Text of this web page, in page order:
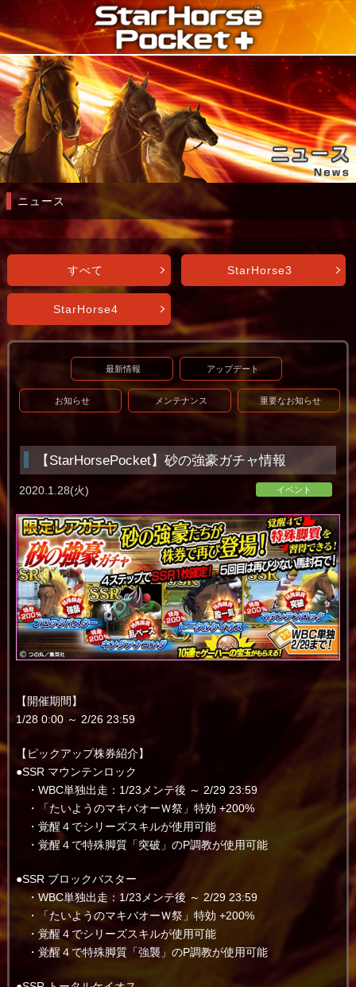
ニュース
すべて StarHorse3
StarHorse4
最新情報 アップデート
お知らせ メンテナンス 重要なお知らせ
【StarHorsePocket】砂の強豪ガチャ情報
イベント
2020.1.28(火)
【開催期間】
1/28 0:00 ～ 2/26 23:59
【ピックアップ株券紹介】
●SSR マウンテンロック
・WBC単独出走：1/23メンテ後 ～ 2/29 23:59
・「たいようのマキバオーＷ祭」特効 +200%
・覚醒４でシリーズスキルが使用可能
・覚醒４で特殊脚質「突破」のP調教が使用可能
●SSR ブロックバスター
・WBC単独出走：1/23メンテ後 ～ 2/29 23:59
・「たいようのマキバオーＷ祭」特効 +200%
・覚醒４でシリーズスキルが使用可能
・覚醒４で特殊脚質「強襲」のP調教が使用可能